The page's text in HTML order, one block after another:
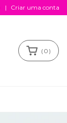
| Criar uma conta
( 0 )